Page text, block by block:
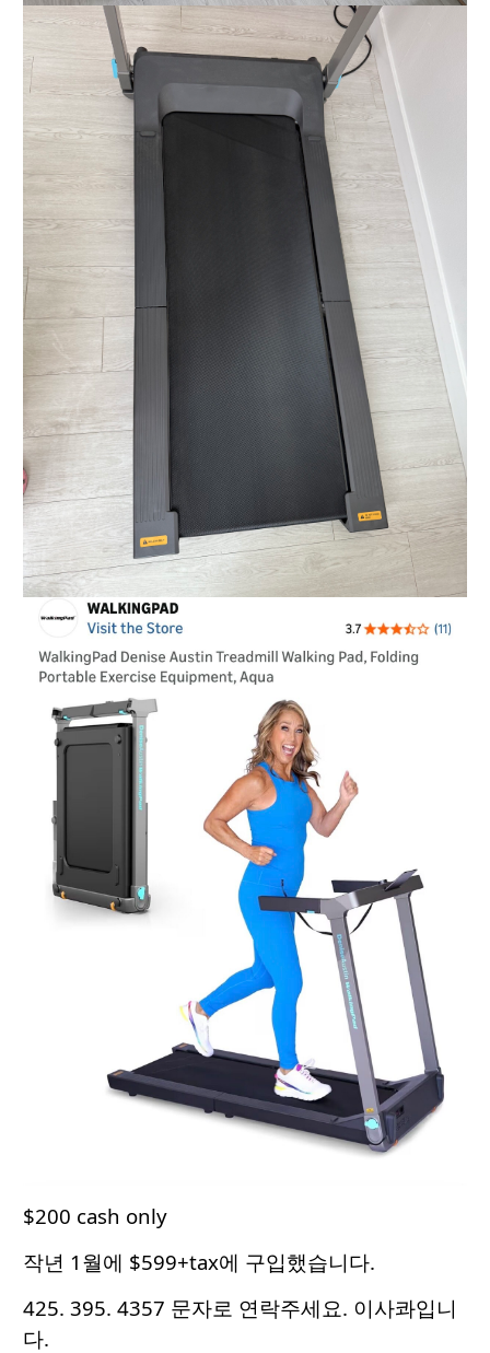
$200 cash only
작년 1월에 $599+tax에 구입했습니다.
425. 395. 4357 문자로 연락주세요. 이사콰입니
다.